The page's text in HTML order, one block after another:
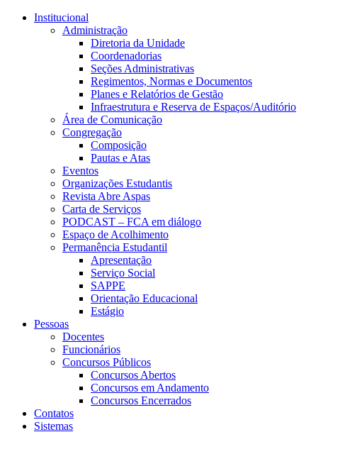
Conteúdo principal
Institucional
Administração
Diretoria da Unidade
Coordenadorias
Seções Administrativas
Regimentos, Normas e Documentos
Planes e Relatórios de Gestão
Infraestrutura e Reserva de Espaços/Auditório
Área de Comunicação
Congregação
Composição
Pautas e Atas
Eventos
Organizações Estudantis
Revista Abre Aspas
Carta de Serviços
PODCAST – FCA em diálogo
Espaço de Acolhimento
Permanência Estudantil
Apresentação
Serviço Social
SAPPE
Orientação Educacional
Estágio
Pessoas
Docentes
Funcionários
Concursos Públicos
Concursos Abertos
Concursos em Andamento
Concursos Encerrados
Contatos
Sistemas